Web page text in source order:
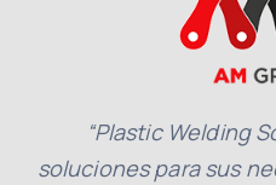
“Plastic Welding
soluciones para sus